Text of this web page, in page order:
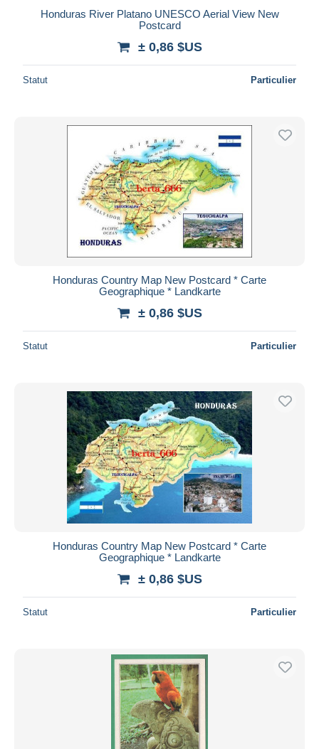
Honduras River Platano UNESCO Aerial View New
Postcard
± 0,86 $US
Statut Particulier
Honduras Country Map New Postcard * Carte
Geographique * Landkarte
± 0,86 $US
Statut Particulier
Honduras Country Map New Postcard * Carte
Geographique * Landkarte
± 0,86 $US
Statut Particulier